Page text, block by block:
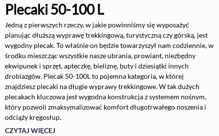
Plecaki 50-100 L
Jedną z pierwszych rzeczy, w jakie powinniśmy się wyposażyć
planując dłuższą wyprawę trekkingową, turystyczną czy górską, jest
wygodny plecak. To właśnie on będzie towarzyszył nam codziennie, w
środku mieszcząc wszystkie nasze ubrania, prowiant, niezbędny
ekwipunek i sprzęt, apteczkę, bieliznę, buty i dziesiątki innych
drobiazgów. Plecak 50-100L to pojemna kategoria, w której
znajdziesz plecaki na długie wyprawy trekkingowe. W tak dużych
plecakach kluczowa jest wygodna konstrukcja z systemem nośnym,
który pozwoli zmaksymalizować komfort długotrwałego noszenia i
odciąży kręgosłup.
CZYTAJ WIĘCEJ